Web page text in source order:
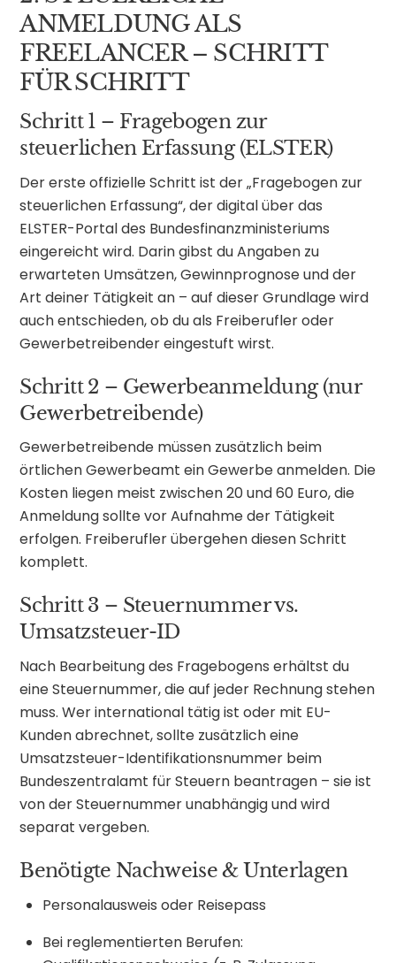
ANMELDUNG ALS
FREELANCER – SCHRITT
FÜR SCHRITT
Schritt 1 – Fragebogen zur
steuerlichen Erfassung (ELSTER)
Der erste offizielle Schritt ist der „Fragebogen zur
steuerlichen Erfassung“, der digital über das
ELSTER-Portal des Bundesfinanzministeriums
eingereicht wird. Darin gibst du Angaben zu
erwarteten Umsätzen, Gewinnprognose und der
Art deiner Tätigkeit an – auf dieser Grundlage wird
auch entschieden, ob du als Freiberufler oder
Gewerbetreibender eingestuft wirst.
Schritt 2 – Gewerbeanmeldung (nur
Gewerbetreibende)
Gewerbetreibende müssen zusätzlich beim
örtlichen Gewerbeamt ein Gewerbe anmelden. Die
Kosten liegen meist zwischen 20 und 60 Euro, die
Anmeldung sollte vor Aufnahme der Tätigkeit
erfolgen. Freiberufler übergehen diesen Schritt
komplett.
Schritt 3 – Steuernummer vs.
Umsatzsteuer-ID
Nach Bearbeitung des Fragebogens erhältst du
eine Steuernummer, die auf jeder Rechnung stehen
muss. Wer international tätig ist oder mit EU-
Kunden abrechnet, sollte zusätzlich eine
Umsatzsteuer-Identifikationsnummer beim
Bundeszentralamt für Steuern beantragen – sie ist
von der Steuernummer unabhängig und wird
separat vergeben.
Benötigte Nachweise & Unterlagen
Personalausweis oder Reisepass
Bei reglementierten Berufen: